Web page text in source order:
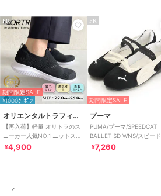
PR
期間限定SALE
¥1000ｸｰﾎﾟﾝ
オリエンタルトラフィック
【再入荷】軽量 オリトラのス
ニーカー人気NO.1 ニットスニ
ーカー スリッポン /3709
¥4,900
PR
期間限定SALE
プーマ
PUMA/プーマ/SPEEDCAT
BALLET SD WNS/スピード
ャット バレエ
¥7,260